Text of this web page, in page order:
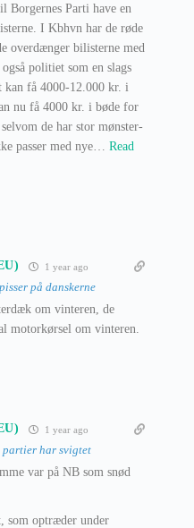
Borgernes Parti have en
I Kbhvn har de røde
overdænger bilisterne med
politiet som en slags
kan få 4000-12.000 kr. i
nu få 4000 kr. i bøde for
de har stor mønster-
passer med nye
Read
1 year ago
på danskerne
om vinteren, de
motorkørsel om vinteren.
1 year ago
partier har svigtet
var på NB som snød
som optræder under